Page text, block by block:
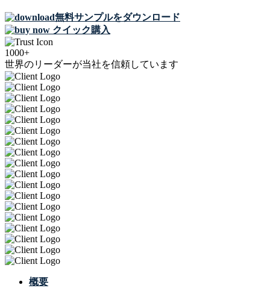
無料サンプルをダウンロード
クイック購入
1000+
世界のリーダーが当社を信頼しています
概要